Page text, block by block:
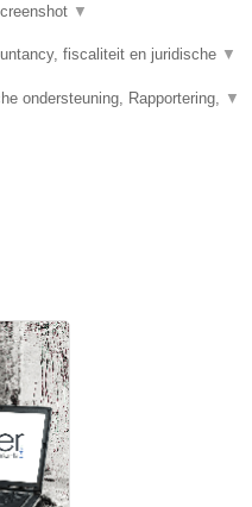
▼
fiscaliteit en juridische ▼
ondersteuning, Rapportering, ▼